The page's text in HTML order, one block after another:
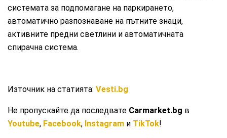
системата за подпомагане на паркирането,
автоматично разпознаване на пътните знаци,
активните предни светлини и автоматичната
спирачна система.
Източник на статията:Vesti.bg
Не пропускайте да последвате Carmarket.bg в
Youtube, Facebook, Instagram и TikTok!